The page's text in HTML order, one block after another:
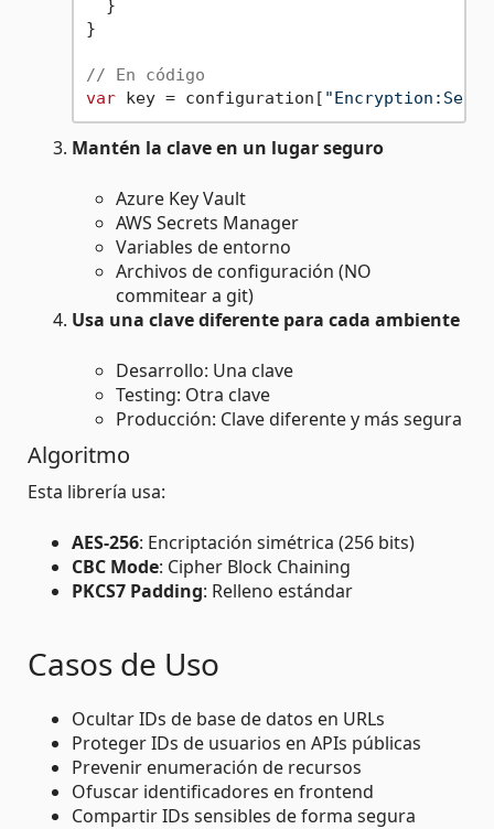
  }
}
// En código
var key = configuration[
Mantén la clave en un lugar seguro
Azure Key Vault
AWS Secrets Manager
Variables de entorno
Archivos de configuración (NO
commitear a git)
Usa una clave diferente para cada ambiente
Desarrollo: Una clave
Testing: Otra clave
Producción: Clave diferente y más segura
Algoritmo
Esta librería usa:
AES-256: Encriptación simétrica (256 bits)
CBC Mode: Cipher Block Chaining
PKCS7 Padding: Relleno estándar
Casos de Uso
Ocultar IDs de base de datos en URLs
Proteger IDs de usuarios en APIs públicas
Prevenir enumeración de recursos
Ofuscar identificadores en frontend
Compartir IDs sensibles de forma segura